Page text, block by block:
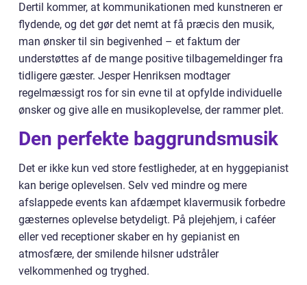
Dertil kommer, at kommunikationen med kunstneren er
flydende, og det gør det nemt at få præcis den musik,
man ønsker til sin begivenhed – et faktum der
understøttes af de mange positive tilbagemeldinger fra
tidligere gæster. Jesper Henriksen modtager
regelmæssigt ros for sin evne til at opfylde individuelle
ønsker og give alle en musikoplevelse, der rammer plet.
Den perfekte baggrundsmusik
Det er ikke kun ved store festligheder, at en hyggepianist
kan berige oplevelsen. Selv ved mindre og mere
afslappede events kan afdæmpet klavermusik forbedre
gæsternes oplevelse betydeligt. På plejehjem, i caféer
eller ved receptioner skaber en hy gepianist en
atmosfære, der smilende hilsner udstråler
velkommenhed og tryghed.